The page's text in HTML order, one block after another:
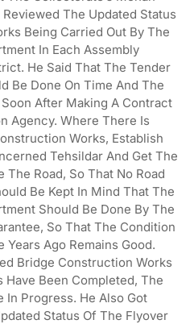
The Updated Status
Being Carried Out By The
In Each Assembly
He Said That The Tender
Be Done On Time And The
After Making A Contract
Agency. Where There Is
Works, Establish
Tehsildar And Get The
The Road, So That No Road
Be Kept In Mind That The
Should Be Done By The
So That The Condition
Years Ago Remains Good.
Bridge Construction Works
Have Been Completed, The
In Progress. He Also Got
Status Of The Flyover